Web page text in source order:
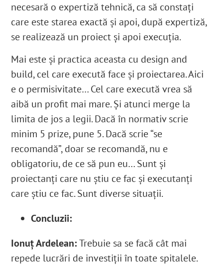
necesară o expertiză tehnică, ca să constați
care este starea exactă și apoi, după expertiză,
se realizează un proiect și apoi execuția.
Mai este și practica aceasta cu design and
build, cel care execută face și proiectarea. Aici
e o permisivitate… Cel care execută vrea să
aibă un profit mai mare. Și atunci merge la
limita de jos a legii. Dacă în normativ scrie
minim 5 prize, pune 5. Dacă scrie “se
recomandă”, doar se recomandă, nu e
obligatoriu, de ce să pun eu… Sunt și
proiectanți care nu știu ce fac și executanți
care știu ce fac. Sunt diverse situații.
Concluzii:
Ionuț Ardelean:Trebuie sa se facă cât mai
repede lucrări de investiții în toate spitalele.